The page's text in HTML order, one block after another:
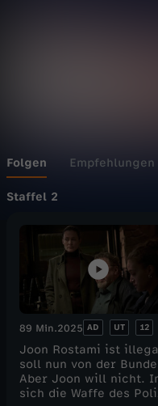
h
Folgen Empfehlungen
Staffel 2
89 Min.2025 AD UT 12
Joon Rostami ist
soll nun von der
Aber Joon will nicht.
sich die Waffe des